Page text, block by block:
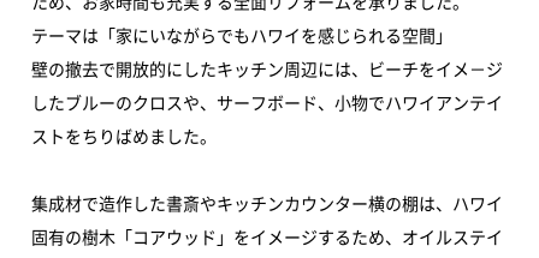
テーマは「家にいながらでもハワイを感じられる空間」
壁の撤去で開放的にしたキッチン周辺には、ビーチをイメ－ジ
したブルーのクロスや、サーフボード、小物でハワイアンテイ
ストをちりばめました。
集成材で造作した書斎やキッチンカウンター横の棚は、ハワイ
固有の樹木「コアウッド」をイメージするため、オイルステイ